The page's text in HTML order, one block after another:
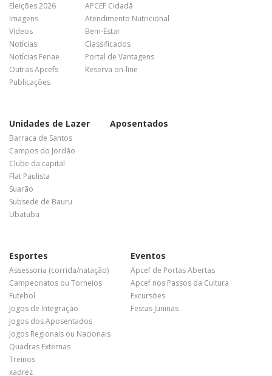
Eleições 2026
Imagens
Vídeos
Notícias
Notícias Fenae
Outras Apcefs
Publicações
APCEF Cidadã
Atendimento Nutricional
Bem-Estar
Classificados
Portal de Vantagens
Reserva on-line
Unidades de Lazer
Barraca de Santos
Campos do Jordão
Clube da capital
Flat Paulista
Suarão
Subsede de Bauru
Ubatuba
Aposentados
Esportes
Assessoria (corrida/natação)
Campeonatos ou Torneios
Futebol
Jogos de Integração
Jogos dos Aposentados
Jogos Regionais ou Nacionais
Quadras Externas
Treinos
xadrez
Eventos
Apcef de Portas Abertas
Apcef nos Passos da Cultura
Excursões
Festas Juninas